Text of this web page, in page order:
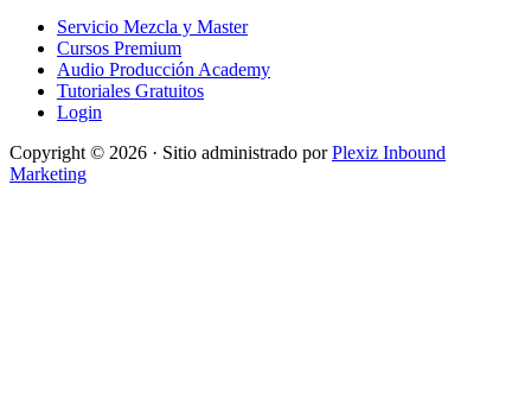
Servicio Mezcla y Master
Cursos Premium
Audio Producción Academy
Tutoriales Gratuitos
Login
Copyright © 2026 · Sitio administrado porPlexiz Inbound
Marketing